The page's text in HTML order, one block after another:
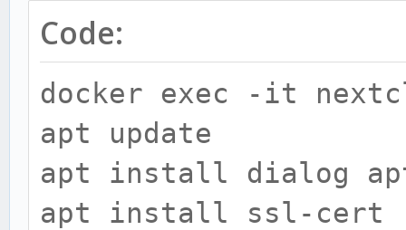
Code:
docker exec -it
apt update
apt install dialog
apt install ssl-cert